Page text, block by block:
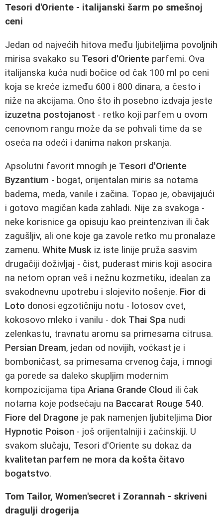
Tesori d'Oriente - italijanski šarm po smešnoj
ceni
Jedan od najvećih hitova među ljubiteljima povoljnih
mirisa svakako su Tesori d'Oriente parfemi. Ova
italijanska kuća nudi bočice od čak 100 ml po ceni
koja se kreće između 600 i 800 dinara, a često i
niže na akcijama. Ono što ih posebno izdvaja jeste
izuzetna postojanost - retko koji parfem u ovom
cenovnom rangu može da se pohvali time da se
oseća na odeći i danima nakon prskanja.
Apsolutni favorit mnogih je Tesori d'Oriente
Byzantium - bogat, orijentalan miris sa notama
badema, meda, vanile i začina. Topao je, obavijajući
i gotovo magičan kada zahladi. Nije za svakoga -
neke korisnice ga opisuju kao preintenzivan ili čak
zagušljiv, ali one koje ga zavole retko mu pronalaze
zamenu. White Musk iz iste linije pruža sasvim
drugačiji doživljaj - čist, puderast miris koji asocira
na netom opran veš i nežnu kozmetiku, idealan za
svakodnevnu upotrebu i slojevito nošenje. Fior di
Loto donosi egzotičniju notu - lotosov cvet,
kokosovo mleko i vanilu - dok Thai Spa nudi
zelenkastu, travnatu aromu sa primesama citrusa.
Persian Dream, jedan od novijih, voćkast je i
bomboničast, sa primesama crvenog čaja, i mnogi
ga porede sa daleko skupljim modernim
kompozicijama tipa Ariana Grande Cloud ili čak
notama koje podsećaju na Baccarat Rouge 540.
Fiore del Dragone je pak namenjen ljubiteljima Dior
Hypnotic Poison - još orijentalniji i začinskiji. U
svakom slučaju, Tesori d'Oriente su dokaz da
kvalitetan parfem ne mora da košta čitavo
bogatstvo.
Tom Tailor, Women'secret i Zorannah - skriveni
dragulji drogerija